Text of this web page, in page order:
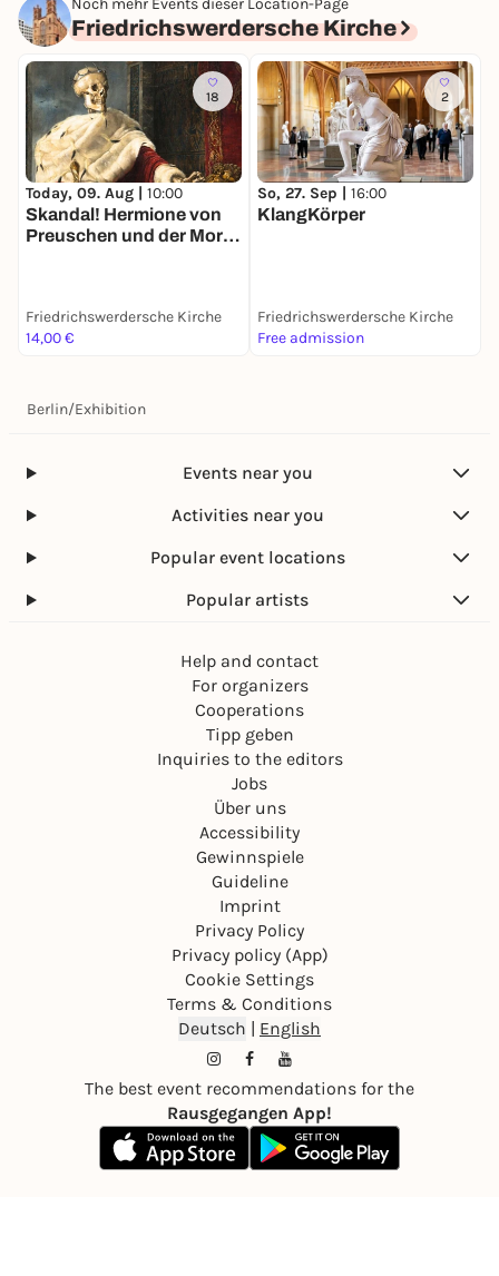
Noch mehr Events dieser Location-Page
Friedrichswerdersche Kirche
18
Today, 09. Aug | 10:00
Skandal! Hermione von
Preuschen und der Mors
Friedrichswerdersche Kirche
14,00 €
2
So, 27. Sep | 16:00
KlangKörper
Friedrichswerdersche Kirche
Free admission
Berlin/Exhibition
Events near you
Activities near you
Popular event locations
Popular artists
Help and contact
For organizers
Cooperations
Tipp geben
Inquiries to the editors
Jobs
Über uns
Accessibility
Gewinnspiele
Guideline
Imprint
Privacy Policy
Privacy policy (App)
Cookie Settings
Terms & Conditions
Deutsch | English
The best event recommendations for the
Rausgegangen App!